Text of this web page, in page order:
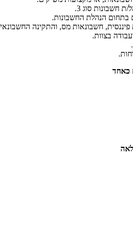
חשבונות סוג 3.
חשבונאות מס, והתקינה
בצוות.
כאחד